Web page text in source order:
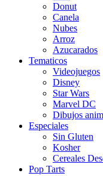
Donut
Canela
Nubes
Arroz
Azucarados
Tematicos
Videojuegos
Disney
Star Wars
Marvel DC
Dibujos
Especiales
Sin Gluten
Kosher
Cereales
Pop Tarts